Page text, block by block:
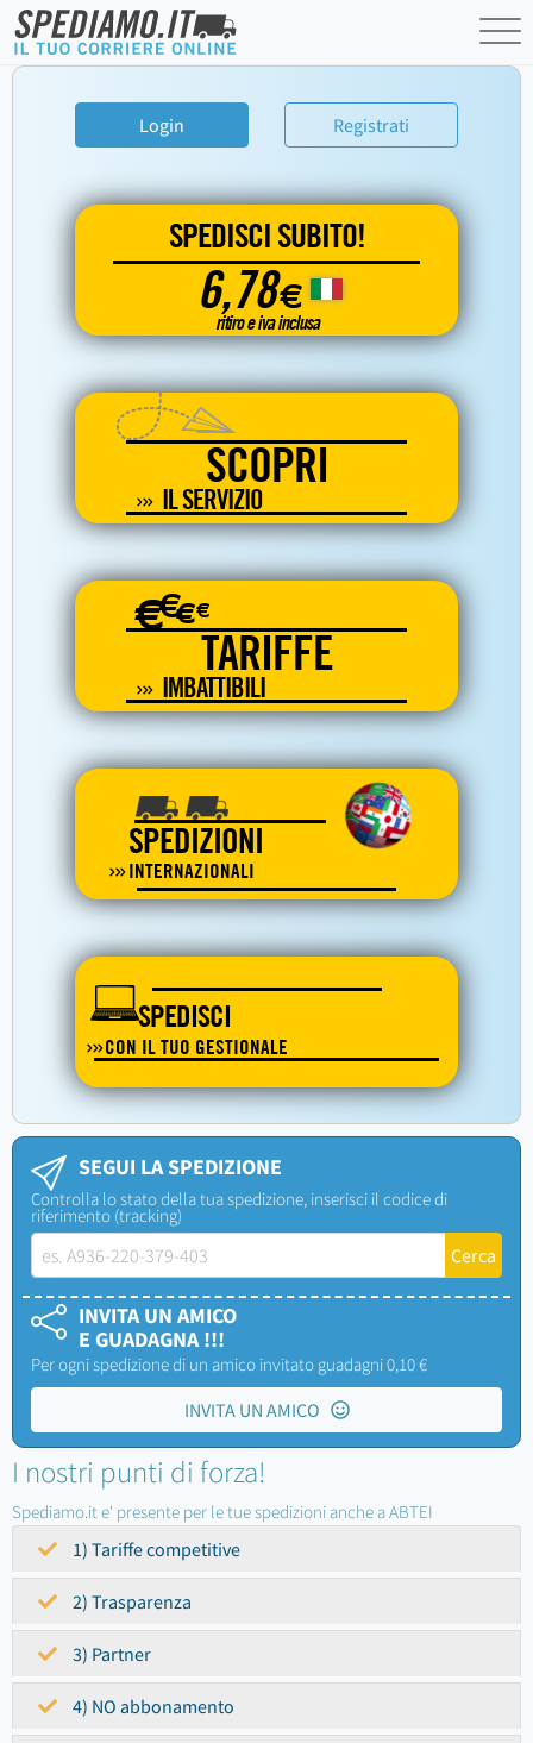
Login Registrati
SPEDISCI SUBITO!
6,78€
ritiro e iva inclusa
SCOPRI
IL SERVIZIO
€€€€
TARIFFE
IMBATTIBILI
SPEDIZIONI
INTERNAZIONALI
SPEDISCI
CON IL TUO GESTIONALE
SEGUI LA SPEDIZIONE
Controlla lo stato della tua spedizione, inserisci il codice di
riferimento (tracking)
INVITA UN AMICO
E GUADAGNA !!!
Per ogni spedizione di un amico invitato guadagni 0,10 €
INVITA UN AMICO
I nostri punti di forza!
Spediamo.it e' presente per le tue spedizioni anche a ABTEI
1) Tariffe competitive
2) Trasparenza
3) Partner
4) NO abbonamento